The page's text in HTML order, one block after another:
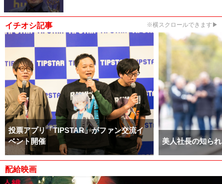
イチオシ記事 ※横スクロールできます▶
投票アプリ「TIPSTAR」がファン交流イ
ベント開催
美人社長の知ら
配給映画